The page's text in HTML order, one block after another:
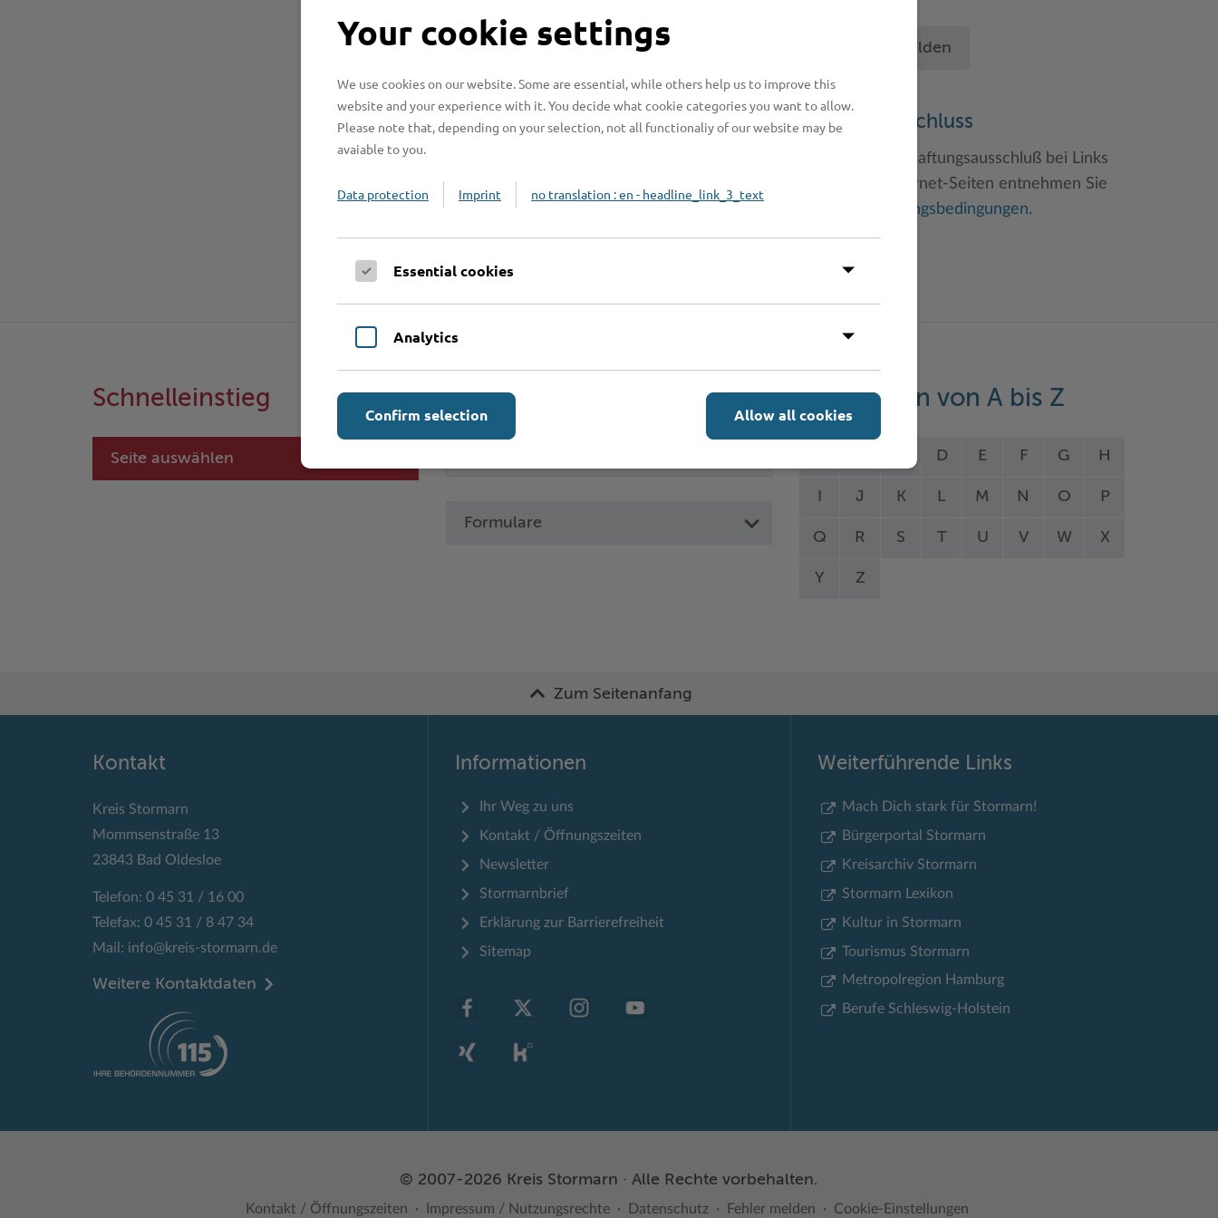
Betrieb anmelden
Haftungsauschluss
Hinweise zum Haftungsausschluß bei Links
zu anderen Internet-Seiten entnehmen Sie
Nutzungsbedingungen.
Schnelleinstieg
Seite auswählen
Online-Services
Formulare
Leistungen von A bis Z
D E F G H
J K L M N O P
Q R S T U V W X
Y Z
Zum Seitenanfang
Kontakt
Kreis Stormarn
Mommsenstraße 13
23843 Bad Oldesloe
Telefon: 0 45 31 / 16 00
Telefax: 0 45 31 / 8 47 34
Mail: info@kreis-stormarn.de
Weitere Kontaktdaten
Informationen
Ihr Weg zu uns
Kontakt / Öffnungszeiten
Newsletter
Stormarnbrief
Erklärung zur Barrierefreiheit
Sitemap
Weiterführende Links
Mach Dich stark für Stormarn!
Bürgerportal Stormarn
Kreisarchiv Stormarn
Stormarn Lexikon
Kultur in Stormarn
Tourismus Stormarn
Metropolregion Hamburg
Berufe Schleswig-Holstein
© 2007-2026 Kreis Stormarn · Alle Rechte vorbehalten.
Kontakt / Öffnungszeiten Impressum / Nutzungsrechte Datenschutz Fehler melden Cookie-Einstellungen
Your cookie settings
We use cookies on our website. Some are essential, while others help us to improve this
website and your experience with it. You decide what cookie categories you want to allow.
Please note that, depending on your selection, not all functionaliy of our website may be
avaiable to you.
Data protection Imprint no translation : en - headline_link_3_text
Essential cookies
Analytics
Allow all cookies
Confirm selection